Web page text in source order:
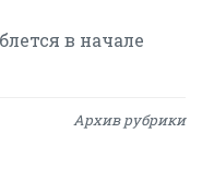
в начале
Архив рубрики